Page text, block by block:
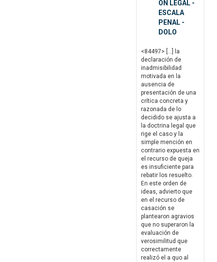
ON LEGAL -
ESCALA
PENAL -
DOLO
<84497> […] la
declaración de
inadmisibilidad
motivada en la
ausencia de
presentación de una
crítica concreta y
razonada de lo
decidido se ajusta a
la doctrina legal que
rige el caso y la
simple mención en
contrario expuesta en
el recurso de queja
es insuficiente para
rebatir los resuelto.
En este orden de
ideas, advierto que
en el recurso de
casación se
plantearon agravios
que no superaron la
evaluación de
verosimilitud que
correctamente
realizó el a quo al